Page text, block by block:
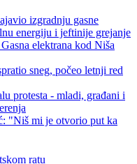
izgradnju gasne
energiju i jeftinije grejanje
elektrana kod Niša
sneg, počeo letnji red
protesta - mladi, građani i
"Niš mi je otvorio put ka
ratu